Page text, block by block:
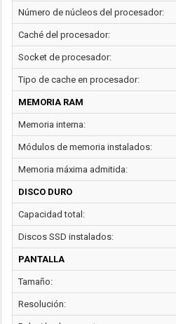
Número de núcleos del procesador:
Caché del procesador:
Socket de procesador:
Tipo de cache en procesador:
MEMORIA RAM
Memoria interna:
Módulos de memoria instalados:
Memoria máxima admitida:
DISCO DURO
Capacidad total:
Discos SSD instalados:
PANTALLA
Tamaño:
Resolución: